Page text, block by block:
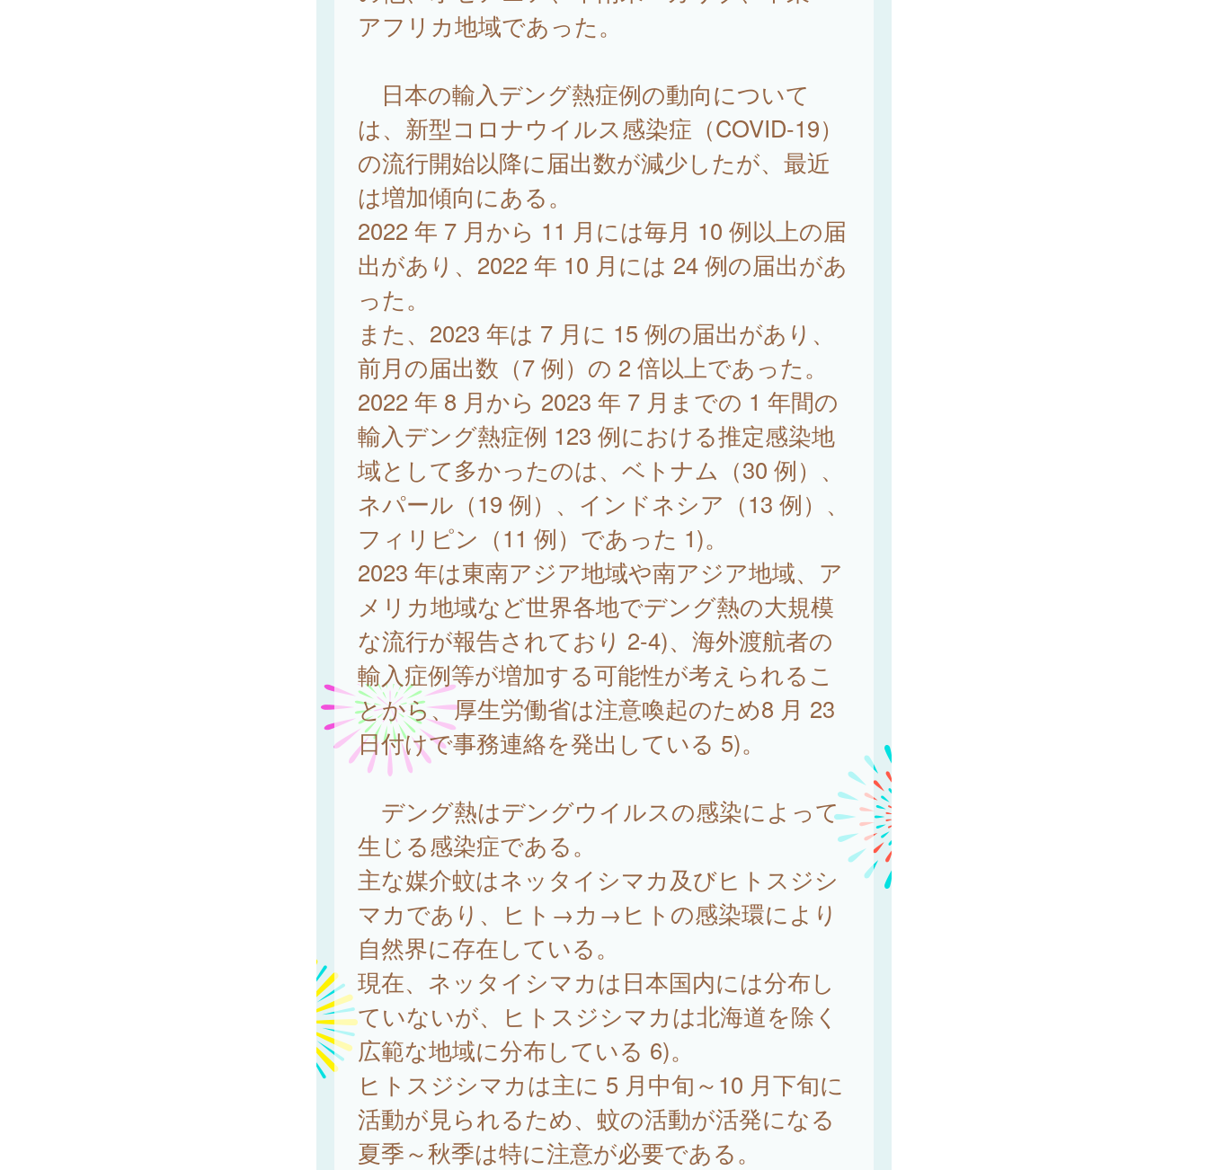
アフリカ地域であった。
日本の輸入デング熱症例の動向について
は、新型コロナウイルス感染症（COVID-19）
の流行開始以降に届出数が減少したが、最近
は増加傾向にある。
2022 年 7 月から 11 月には毎月 10 例以上の届
出があり、2022 年 10 月には 24 例の届出があ
った。
また、2023 年は 7 月に 15 例の届出があり、
前月の届出数（7 例）の 2 倍以上であった。
2022 年 8 月から 2023 年 7 月までの 1 年間の
輸入デング熱症例 123 例における推定感染地
域として多かったのは、ベトナム（30 例）、
ネパール（19 例）、インドネシア（13 例）、
フィリピン（11 例）であった 1)。
2023 年は東南アジア地域や南アジア地域、ア
メリカ地域など世界各地でデング熱の大規模
な流行が報告されており 2-4)、海外渡航者の
輸入症例等が増加する可能性が考えられるこ
とから、厚生労働省は注意喚起のため8 月 23
日付けで事務連絡を発出している 5)。
デング熱はデングウイルスの感染によって
生じる感染症である。
主な媒介蚊はネッタイシマカ及びヒトスジシ
マカであり、ヒト→カ→ヒトの感染環により
自然界に存在している。
現在、ネッタイシマカは日本国内には分布し
ていないが、ヒトスジシマカは北海道を除く
広範な地域に分布している 6)。
ヒトスジシマカは主に 5 月中旬～10 月下旬に
活動が見られるため、蚊の活動が活発になる
夏季～秋季は特に注意が必要である。